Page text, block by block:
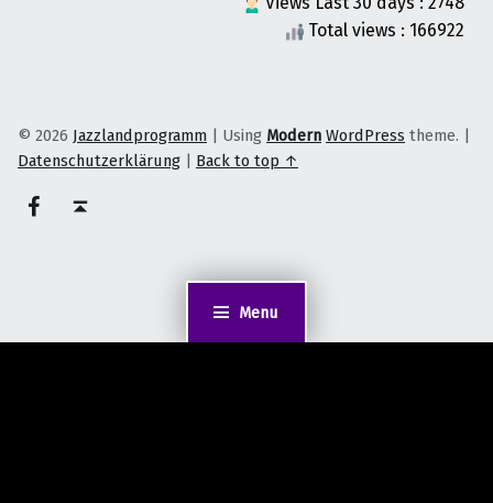
Menu
Total views : 166922
© 2026 Jazzlandprogramm | Using Modern WordPress theme. |
Datenschutzerklärung | Back to top ↑